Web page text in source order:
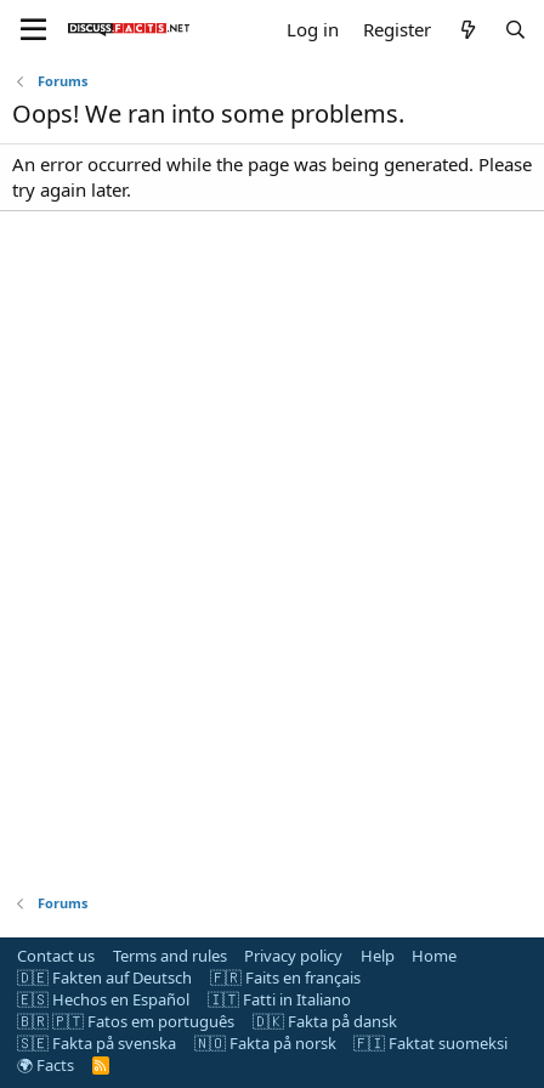
Log in Register
Forums
Oops! We ran into some problems.
An error occurred while the page was being generated. Please
try again later.
Forums
Contact us Terms and rules Privacy policy Help
Home
🇩🇪 Fakten auf Deutsch
🇫🇷 Faits en français
🇪🇸 Hechos en Español
🇮🇹 Fatti in Italiano
🇧🇷 🇵🇹 Fatos em português
🇩🇰 Fakta på dansk
🇸🇪 Fakta på svenska
🇳🇴 Fakta på norsk
🇫🇮 Faktat suomeksi
🌍 Facts
R